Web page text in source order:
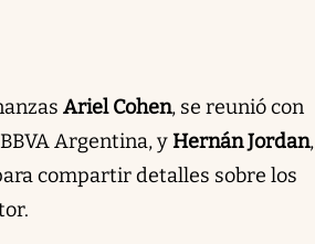
Ariel Cohen, se reunió con
Argentina, yHernán Jordan,
compartir detalles sobre los